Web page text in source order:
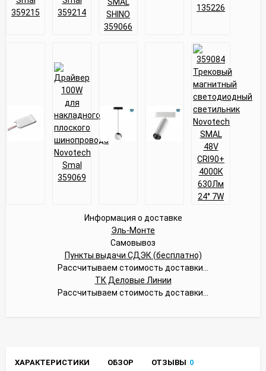
Информация о доставке
Эль-Монте
Самовывоз
Пункты выдачи СДЭК (бесплатно)
Рассчитываем стоимость доставки...
ТК Деловые Линии
Рассчитываем стоимость доставки...
ХАРАКТЕРИСТИКИ ОБЗОР ОТЗЫВЫ 0